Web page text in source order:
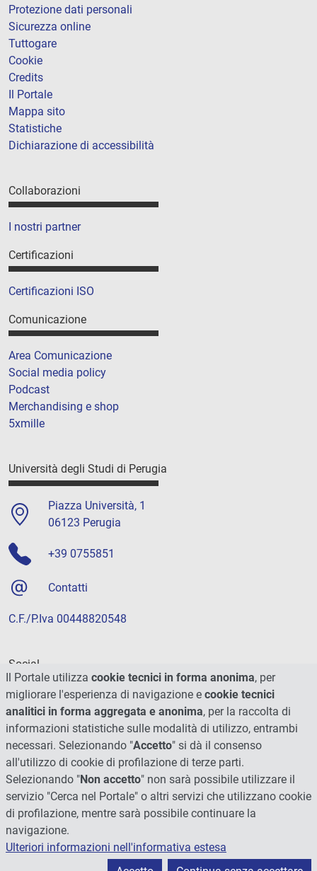
Protezione dati personali
Sicurezza online
Tuttogare
Cookie
Credits
Il Portale
Mappa sito
Statistiche
Dichiarazione di accessibilità
Collaborazioni
I nostri partner
Certificazioni
Certificazioni ISO
Comunicazione
Area Comunicazione
Social media policy
Podcast
Merchandising e shop
5xmille
Università degli Studi di Perugia
Piazza Università, 1
06123 Perugia
+39 0755851
Contatti
C.F./P.Iva 00448820548
Social
Il Portale utilizza cookie tecnici in forma anonima, per
migliorare l'esperienza di navigazione e cookie tecnici
analitici in forma aggregata e anonima, per la raccolta di
informazioni statistiche sulle modalità di utilizzo, entrambi
necessari. Selezionando "Accetto" si dà il consenso
all'utilizzo di cookie di profilazione di terze parti.
Selezionando "Non accetto" non sarà possibile utilizzare il
servizio "Cerca nel Portale" o altri servizi che utilizzano cookie
di profilazione, mentre sarà possibile continuare la
navigazione.
Ulteriori informazioni nell'informativa estesa